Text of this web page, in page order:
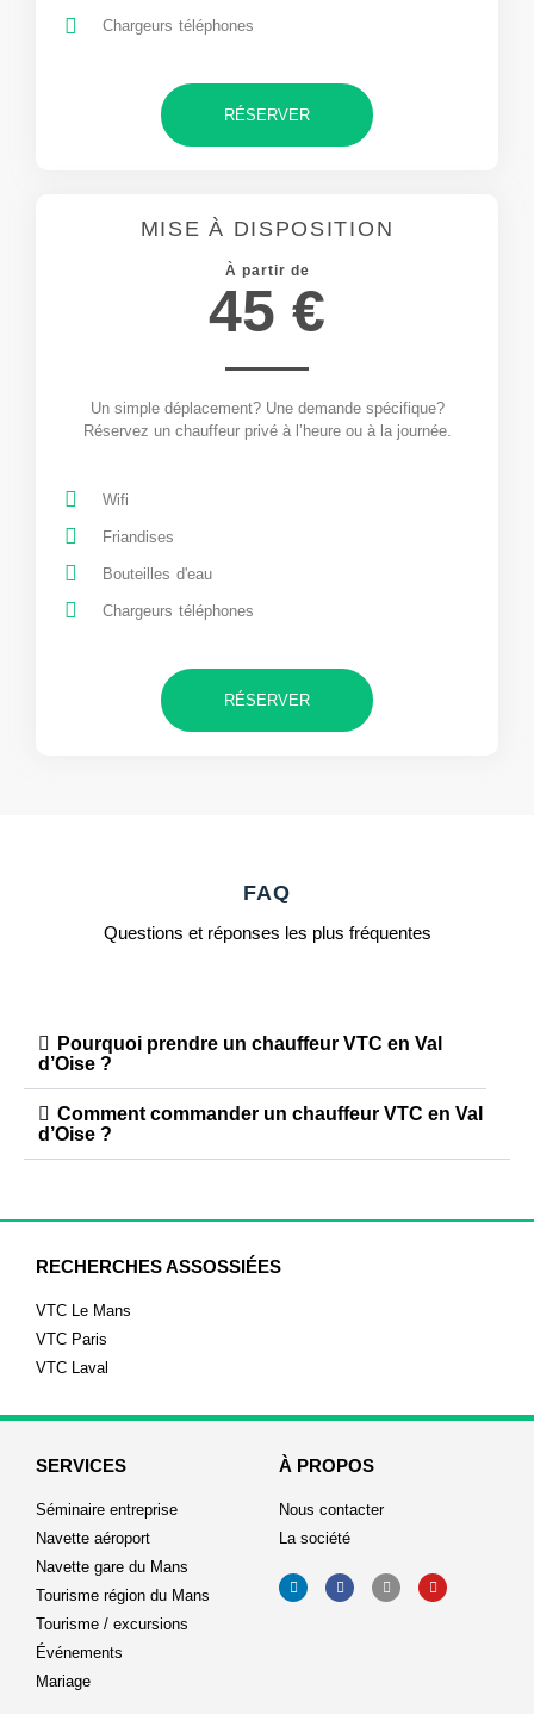
Chargeurs téléphones
RÉSERVER
MISE À DISPOSITION
À partir de
45 €
Un simple déplacement? Une demande spécifique?
Réservez un chauffeur privé à l’heure ou à la journée.
Wifi
Friandises
Bouteilles d'eau
Chargeurs téléphones
RÉSERVER
FAQ
Questions et réponses les plus fréquentes
Pourquoi prendre un chauffeur VTC en Val
d’Oise ?
Comment commander un chauffeur VTC en Val
d’Oise ?
RECHERCHES ASSOSSIÉES
VTC Le Mans
VTC Paris
VTC Laval
SERVICES
Séminaire entreprise
Navette aéroport
Navette gare du Mans
Tourisme région du Mans
Tourisme / excursions
Événements
Mariage
À PROPOS
Nous contacter
La société